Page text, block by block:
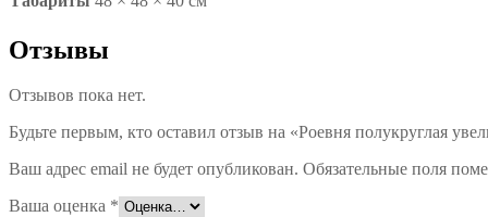
Отзывы
Отзывов пока нет.
Будьте первым, кто оставил отзыв на «Роевня полукруглая
Ваш адрес email не будет опубликован. Обязательные поля
Ваша оценка *